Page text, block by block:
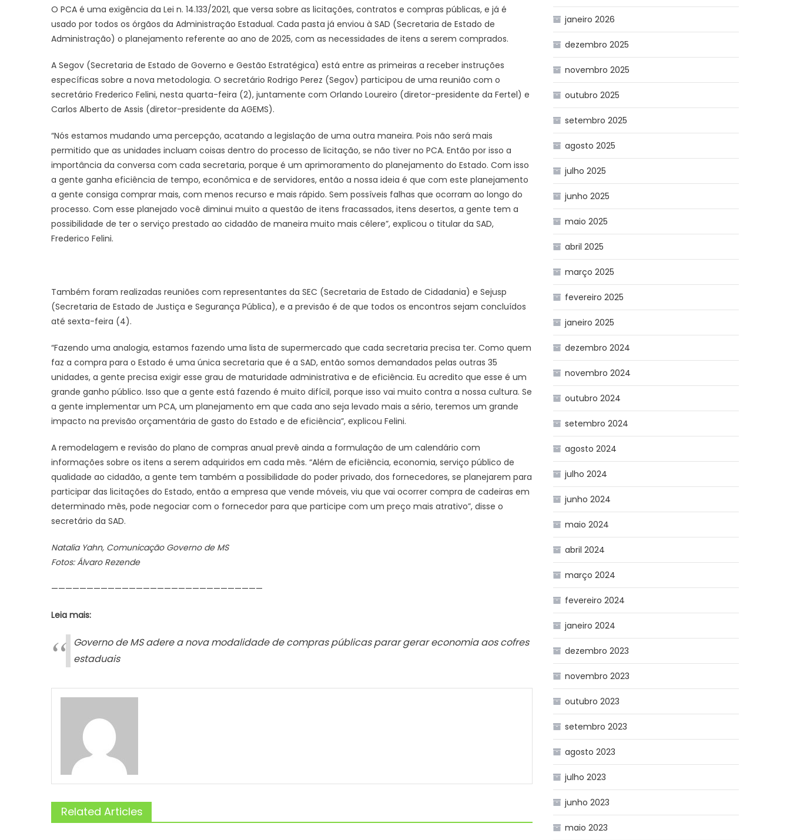
O PCA é uma exigência da Lei n. 14.133/2021, que versa sobre as licitações, contratos e compras públicas, e já é
usado por todos os órgãos da Administração Estadual. Cada pasta já enviou à SAD (Secretaria de Estado de
Administração) o planejamento referente ao ano de 2025, com as necessidades de itens a serem comprados.
A Segov (Secretaria de Estado de Governo e Gestão Estratégica) está entre as primeiras a receber instruções
específicas sobre a nova metodologia. O secretário Rodrigo Perez (Segov) participou de uma reunião com o
secretário Frederico Felini, nesta quarta-feira (2), juntamente com Orlando Loureiro (diretor-presidente da Fertel) e
Carlos Alberto de Assis (diretor-presidente da AGEMS).
“Nós estamos mudando uma percepção, acatando a legislação de uma outra maneira. Pois não será mais
permitido que as unidades incluam coisas dentro do processo de licitação, se não tiver no PCA. Então por isso a
importância da conversa com cada secretaria, porque é um aprimoramento do planejamento do Estado. Com isso
a gente ganha eficiência de tempo, econômica e de servidores, então a nossa ideia é que com este planejamento
a gente consiga comprar mais, com menos recurso e mais rápido. Sem possíveis falhas que ocorram ao longo do
processo. Com esse planejado você diminui muito a questão de itens fracassados, itens desertos, a gente tem a
possibilidade de ter o serviço prestado ao cidadão de maneira muito mais célere”, explicou o titular da SAD,
Frederico Felini.
Também foram realizadas reuniões com representantes da SEC (Secretaria de Estado de Cidadania) e Sejusp
(Secretaria de Estado de Justiça e Segurança Pública), e a previsão é de que todos os encontros sejam concluídos
até sexta-feira (4).
“Fazendo uma analogia, estamos fazendo uma lista de supermercado que cada secretaria precisa ter. Como quem
faz a compra para o Estado é uma única secretaria que é a SAD, então somos demandados pelas outras 35
unidades, a gente precisa exigir esse grau de maturidade administrativa e de eficiência. Eu acredito que esse é um
grande ganho público. Isso que a gente está fazendo é muito difícil, porque isso vai muito contra a nossa cultura. Se
a gente implementar um PCA, um planejamento em que cada ano seja levado mais a sério, teremos um grande
impacto na previsão orçamentária de gasto do Estado e de eficiência”, explicou Felini.
A remodelagem e revisão do plano de compras anual prevê ainda a formulação de um calendário com
informações sobre os itens a serem adquiridos em cada mês. “Além de eficiência, economia, serviço público de
qualidade ao cidadão, a gente tem também a possibilidade do poder privado, dos fornecedores, se planejarem para
participar das licitações do Estado, então a empresa que vende móveis, viu que vai ocorrer compra de cadeiras em
determinado mês, pode negociar com o fornecedor para que participe com um preço mais atrativo”, disse o
secretário da SAD.
Natalia Yahn, Comunicação Governo de MS
Fotos: Álvaro Rezende
——————————————————————————————
Leia mais:
Governo de MS adere a nova modalidade de compras públicas parar gerar economia aos cofres
estaduais
Related Articles
janeiro 2026
dezembro 2025
novembro 2025
outubro 2025
setembro 2025
agosto 2025
julho 2025
junho 2025
maio 2025
abril 2025
março 2025
fevereiro 2025
janeiro 2025
dezembro 2024
novembro 2024
outubro 2024
setembro 2024
agosto 2024
julho 2024
junho 2024
maio 2024
abril 2024
março 2024
fevereiro 2024
janeiro 2024
dezembro 2023
novembro 2023
outubro 2023
setembro 2023
agosto 2023
julho 2023
junho 2023
maio 2023